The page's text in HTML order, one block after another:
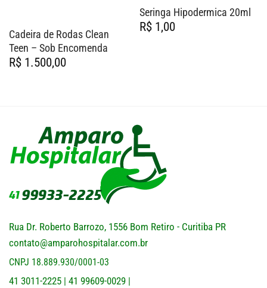
Cadeira de Rodas Clean
Teen – Sob Encomenda
R$1.500,00
Seringa Hipodermica 20ml
R$1,00
Rua Dr. Roberto Barrozo, 1556 Bom Retiro - Curitiba PR
contato@amparohospitalar.com.br
CNPJ 18.889.930/0001-03
41 3011-2225 | 41 99609-0029 |